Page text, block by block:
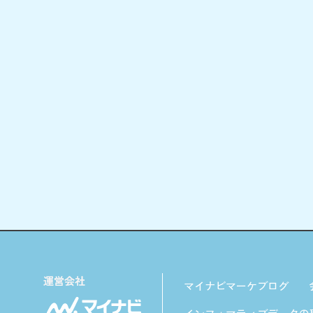
マイナビマーケブログ